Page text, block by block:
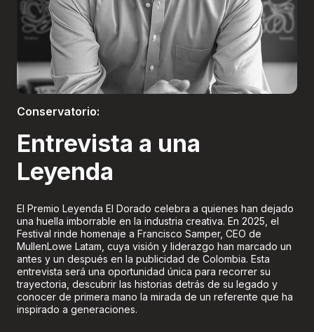
Conservatorio:
Entrevista a una
Leyenda
El Premio Leyenda El Dorado celebra a quienes han dejado
una huella imborrable en la industria creativa. En 2025, el
Festival rinde homenaje a Francisco Samper, CEO de
MullenLowe Latam, cuya visión y liderazgo han marcado un
antes y un después en la publicidad de Colombia. Esta
entrevista será una oportunidad única para recorrer su
trayectoria, descubrir las historias detrás de su legado y
conocer de primera mano la mirada de un referente que ha
inspirado a generaciones.